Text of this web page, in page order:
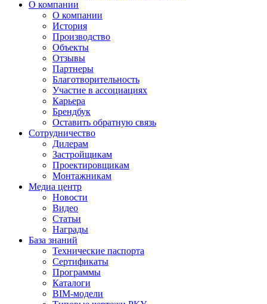
О компании
О компании
История
Производство
Объекты
Отзывы
Партнеры
Благотворительность
Участие в ассоциациях
Карьера
Брендбук
Оставить обратную связь
Сотрудничество
Дилерам
Застройщикам
Проектировщикам
Монтажникам
Медиа центр
Новости
Видео
Статьи
Награды
База знаний
Технические паспорта
Сертификаты
Программы
Каталоги
BIM-модели